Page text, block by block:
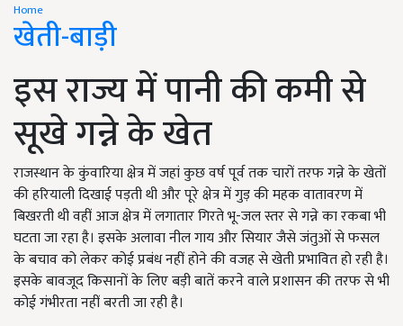
Home
खेती-बाड़ी
इस राज्य में पानी की कमी से
सूखे गन्ने के खेत
राजस्थान के कुंवारिया क्षेत्र में जहां कुछ वर्ष पूर्व तक चारों तरफ गन्ने के खेतों
की हरियाली दिखाई पड़ती थी और पूरे क्षेत्र में गुड़ की महक वातावरण में
बिखरती थी वहीं आज क्षेत्र में लगातार गिरते भू-जल स्तर से गन्ने का रकबा भी
घटता जा रहा है। इसके अलावा नील गाय और सियार जैसे जंतुओं से फसल
के बचाव को लेकर कोई प्रबंध नहीं होने की वजह से खेती प्रभावित हो रही है।
इसके बावजूद किसानों के लिए बड़ी बातें करने वाले प्रशासन की तरफ से भी
कोई गंभीरता नहीं बरती जा रही है।